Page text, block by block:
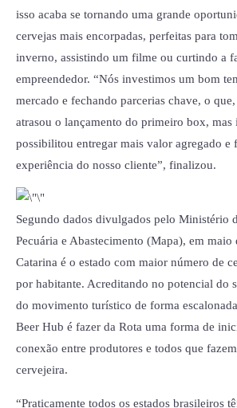
isso acaba se tornando uma grande
cervejas mais encorpadas, perfeitas para
inverno, assistindo um filme ou curtindo a
empreendedor. “Nós investimos um bom
mercado e fechando parcerias chave, o
atrasou o lançamento do primeiro box, mas
possibilitou entregar mais valor agregado e
experiência do nosso cliente”, finalizou.
Segundo dados divulgados pelo Ministério
Pecuária e Abastecimento (Mapa), em maio
Catarina é o estado com maior número de
por habitante. Acreditando no potencial do
do movimento turístico de forma
Beer Hub é fazer da Rota uma forma de
conexão entre produtores e todos que
cervejeira.
“Praticamente todos os estados brasileiros